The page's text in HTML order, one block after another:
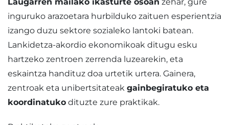
inguruko arazoetara hurbilduko zaituen esperientzia
izango duzu sektore sozialeko lantoki batean.
Lankidetza-akordio ekonomikoak ditugu esku
hartzeko zentroen zerrenda luzearekin, eta
eskaintza handituz doa urtetik urtera. Gainera,
zentroak eta unibertsitateak gainbegiratuko eta
koordinatuko dituzte zure praktikak.